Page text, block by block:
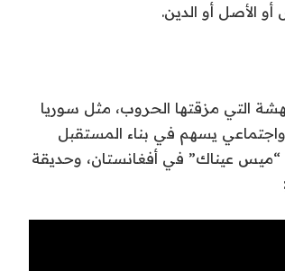
الأصل أو الدين.
التي مزقتها الحروب، مثل سوريا
واجتماعي يسهم في بناء المستقبل
عيناك” في أفغانستان، وحديقة